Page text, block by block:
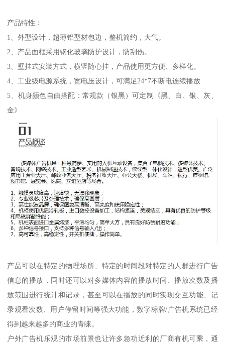
产品特性：
1、外型设计，超薄铝型材包边，整机简约，大气。
2、产品面框采用钢化玻璃防护设计，防刮伤。
3、壁挂式安装方式，横竖随心挂，产品使用更方便、多样化。
4、工业级电源系统，宽电压设计，可满足24*7不断电连续播放
5、机身颜色自由搭配：常规款（银黑）可定制《黑、白、银、灰、
金》
产品可以在特定的物理场所、特定的时间段对特定的人群进行广告
信息的播放，同时还可以对多媒体内容的播放时间、播放次数及播
放范围进行统计和记录，甚至可以在播放的同时实现交互功能、记
录观看次数、用户停留时间等强大功能，数字标牌/广告机系统已经
得到越来越多的商业的青睐。
户外广告机乐观的市场前景也让许多急功近利的厂商有机可乘，通